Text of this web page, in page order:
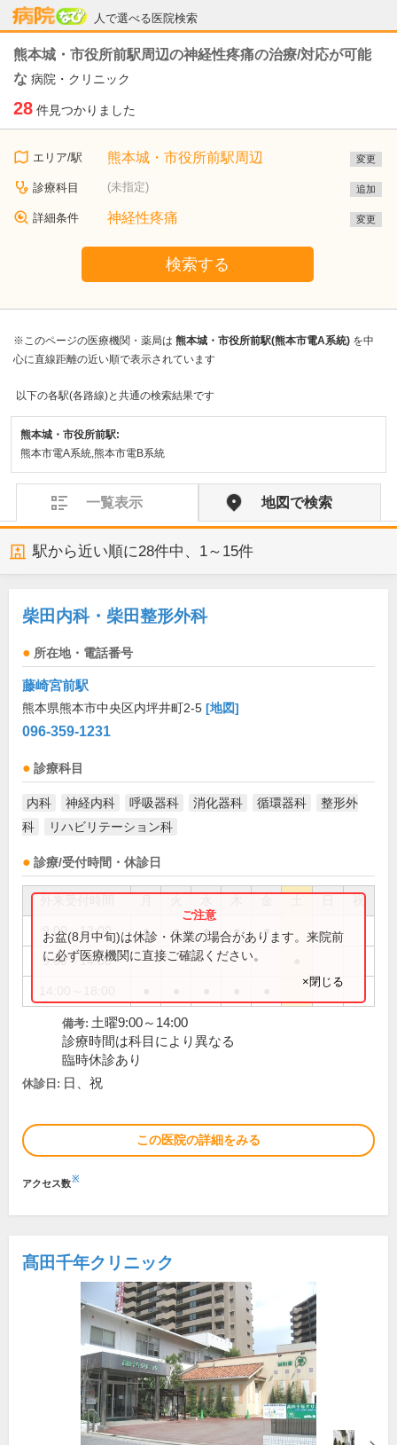
人で選べる医院検索
病院なび
熊本城・市役所前駅周辺の神経性疼痛の治療/対応が可能
な 病院・クリニック
28 件見つかりました
エリア/駅 熊本城・市役所前駅周辺 変更
診療科目 (未指定) 追加
詳細条件 神経性疼痛 変更
検索する
※このページの医療機関・薬局は 熊本城・市役所前駅(熊本市電A系統) を中
心に直線距離の近い順で表示されています
以下の各駅(各路線)と共通の検索結果です
熊本城・市役所前駅:
熊本市電A系統,熊本市電B系統
一覧表示 地図で検索
駅から近い順に28件中、 1～15件
柴田内科・柴田整形外科
所在地・電話番号
藤崎宮前駅
熊本県熊本市中央区内坪井町2-5 [地図]
096-359-1231
診療科目
内科 神経内科 呼吸器科 消化器科 循環器科
整形外
科
リハビリテーション科
診療/受付時間・休診日
祝
9:00～13:00 ● ● ● ● ●
9:00～14:00
お盆(8月中旬)は休診・休業の場合があります。来院前
に必ず医療機関に直接ご確認ください。
×閉じる
備考: 土曜9:00～14:00
診療時間は科目により異なる
臨時休診あり
休診日: 日、祝
この医院の詳細をみる
アクセス数※
髙田千年クリニック